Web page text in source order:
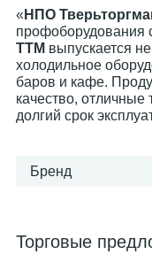
« НПО
профоборудования
ТТМ выпускается
холодильное
баров и кафе.
качество, отличные
долгий срок
Бренд
Торговые